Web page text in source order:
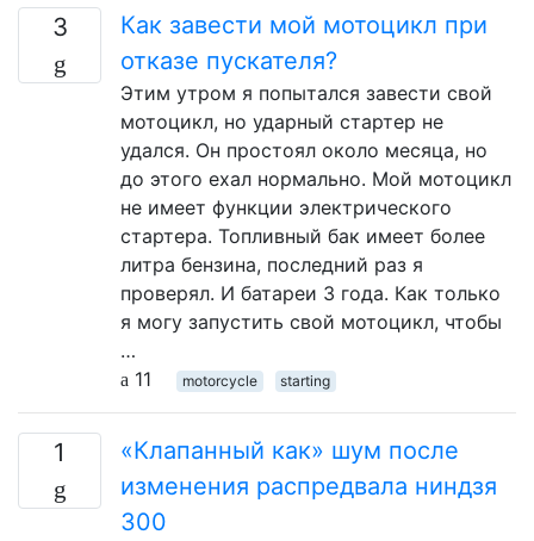
3
Как завести мой мотоцикл при
отказе пускателя?
Этим утром я попытался завести свой
мотоцикл, но ударный стартер не
удался. Он простоял около месяца, но
до этого ехал нормально. Мой мотоцикл
не имеет функции электрического
стартера. Топливный бак имеет более
литра бензина, последний раз я
проверял. И батареи 3 года. Как только
я могу запустить свой мотоцикл, чтобы
…
11
motorcycle starting
1
«Клапанный как» шум после
изменения распредвала ниндзя
300